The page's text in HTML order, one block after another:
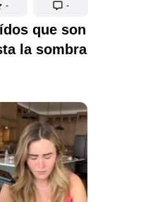
- -
que son
la sombra